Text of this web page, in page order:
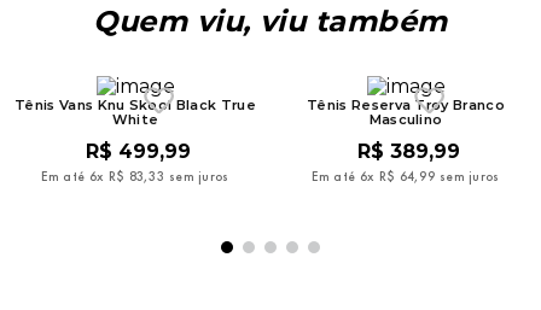
Quem viu, viu também
Tênis Vans Knu Skool Black True
White
R$ 499,99
Em até 6x R$ 83,33 sem juros
Tênis Reserva Troy Branco
Masculino
R$ 389,99
Em até 6x R$ 64, 99 sem juros